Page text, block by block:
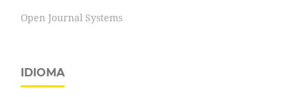
Open Journal Systems
IDIOMA